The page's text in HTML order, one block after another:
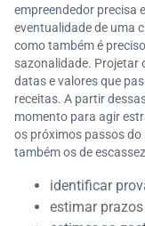
empreendedor precisa
eventualidade de uma
como também é
sazonalidade. Projetar
datas e valores que
receitas. A partir
momento para agir
os próximos passos do
também os de
identificar
estimar